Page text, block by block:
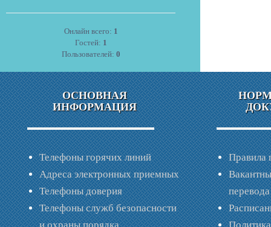
Онлайн всего: 1
Гостей: 1
Пользователей: 0
ОСНОВНАЯ
ИНФОРМАЦИЯ
Телефоны горячих линий
Адреса электронных приемных
Телефоны доверия
Телефоны служб безопасности
Правила
перевода